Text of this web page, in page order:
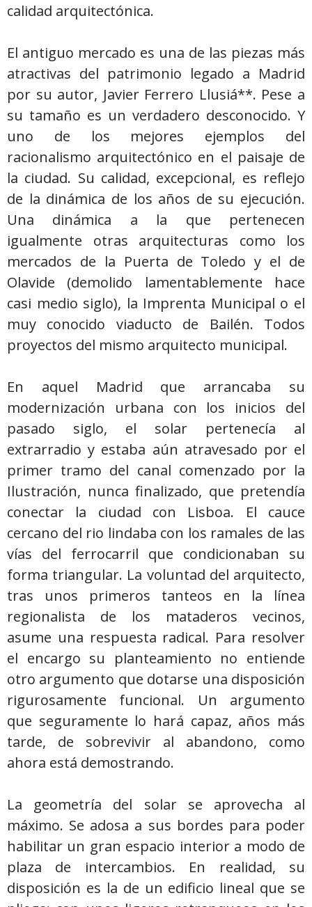
calidad arquitectónica.
El antiguo mercado es una de las piezas más
atractivas del patrimonio legado a Madrid
por su autor, Javier Ferrero Llusiá**. Pese a
su tamaño es un verdadero desconocido. Y
uno de los mejores ejemplos del
racionalismo arquitectónico en el paisaje de
la ciudad. Su calidad, excepcional, es reflejo
de la dinámica de los años de su ejecución.
Una dinámica a la que pertenecen
igualmente otras arquitecturas como los
mercados de la Puerta de Toledo y el de
Olavide (demolido lamentablemente hace
casi medio siglo), la Imprenta Municipal o el
muy conocido viaducto de Bailén. Todos
proyectos del mismo arquitecto municipal.
En aquel Madrid que arrancaba su
modernización urbana con los inicios del
pasado siglo, el solar pertenecía al
extrarradio y estaba aún atravesado por el
primer tramo del canal comenzado por la
Ilustración, nunca finalizado, que pretendía
conectar la ciudad con Lisboa. El cauce
cercano del rio lindaba con los ramales de las
vías del ferrocarril que condicionaban su
forma triangular. La voluntad del arquitecto,
tras unos primeros tanteos en la línea
regionalista de los mataderos vecinos,
asume una respuesta radical. Para resolver
el encargo su planteamiento no entiende
otro argumento que dotarse una disposición
rigurosamente funcional. Un argumento
que seguramente lo hará capaz, años más
tarde, de sobrevivir al abandono, como
ahora está demostrando.
La geometría del solar se aprovecha al
máximo. Se adosa a sus bordes para poder
habilitar un gran espacio interior a modo de
plaza de intercambios. En realidad, su
disposición es la de un edificio lineal que se